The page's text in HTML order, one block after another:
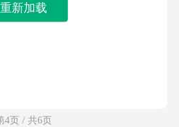
重新加载
4页 / 共6页